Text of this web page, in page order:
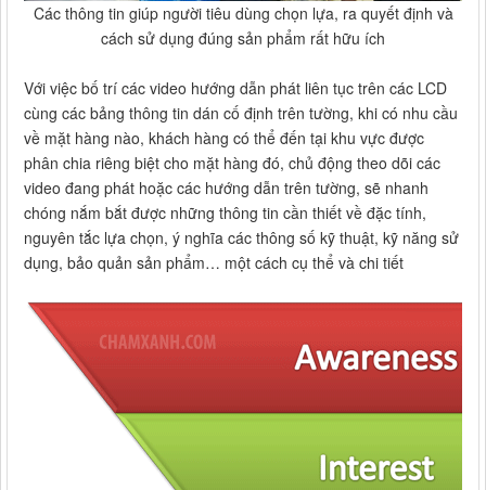
Các thông tin giúp người tiêu dùng chọn lựa, ra quyết định và
cách sử dụng đúng sản phẩm rất hữu ích
Với việc bố trí các video hướng dẫn phát liên tục trên các LCD
cùng các bảng thông tin dán cố định trên tường, khi có nhu cầu
về mặt hàng nào, khách hàng có thể đến tại khu vực được
phân chia riêng biệt cho mặt hàng đó, chủ động theo dõi các
video đang phát hoặc các hướng dẫn trên tường, sẽ nhanh
chóng nắm bắt được những thông tin cần thiết về đặc tính,
nguyên tắc lựa chọn, ý nghĩa các thông số kỹ thuật, kỹ năng sử
dụng, bảo quản sản phẩm… một cách cụ thể và chi tiết